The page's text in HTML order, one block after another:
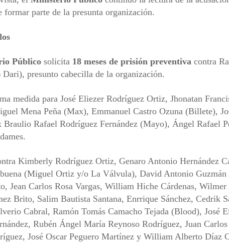
formar parte de la presunta organización.
Público solicita 18 meses de prisión preventiva contra
presunto cabecilla de la organización.
medida para José Eliezer Rodríguez Ortiz, Jhonatan
Mena Peña (Max), Emmanuel Castro Ozuna (Billete),
Braulio Rafael Rodríguez Fernández (Mayo), Ángel Rafael
Kimberly Rodríguez Ortiz, Genaro Antonio Hernández
(Miguel Ortiz y/o La Válvula), David Antonio Guzmán
Jean Carlos Rosa Vargas, William Hiche Cárdenas,
Brito, Salim Bautista Santana, Enrrique Sánchez, Cedrik
Cabral, Ramón Tomás Camacho Tejada (Blood), José
Rubén Ángel María Reynoso Rodríguez, Juan
José Oscar Peguero Martínez y William Alberto Díaz